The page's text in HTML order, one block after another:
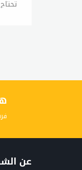
إلى
كل
على
عن